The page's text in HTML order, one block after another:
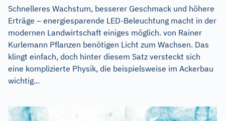
Schnelleres Wachstum, besserer Geschmack und höhere
Erträge – energiesparende LED-Beleuchtung macht in der
modernen Landwirtschaft einiges möglich. von Rainer
Kurlemann Pflanzen benötigen Licht zum Wachsen. Das
klingt einfach, doch hinter diesem Satz versteckt sich
eine komplizierte Physik, die beispielsweise im Ackerbau
wichtig...